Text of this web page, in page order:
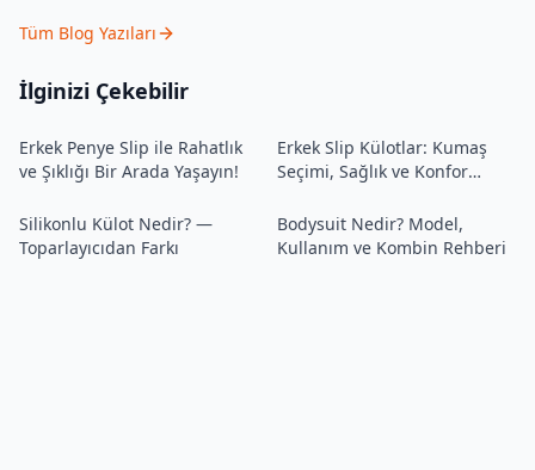
Tüm Blog Yazıları
İlginizi Çekebilir
Erkek Penye Slip ile Rahatlık
ve Şıklığı Bir Arada Yaşayın!
Erkek Slip Külotlar: Kumaş
Seçimi, Sağlık ve Konfor
Silikonlu Külot Nedir? —
Toparlayıcıdan Farkı
Bodysuit Nedir? Model,
Kullanım ve Kombin Rehberi